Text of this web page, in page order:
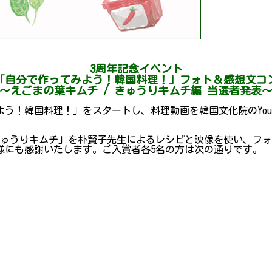
3周年記念イベント
自分で作ってみよう！韓国料理！」フォト＆感想文コ
～えごまの葉キムチ / きゅうりキムチ編 当選者発表～
！韓国料理！」をスタートし、料理動画を韓国文化院の
うりキムチ」を朴賢子先生によるレシピと映像を使い、フ
も感謝いたします。ご入賞者各5名の方は次の通りです。